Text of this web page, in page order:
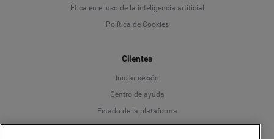
Ética en el uso de la inteligencia artificial
Política de Cookies
Clientes
Iniciar sesión
Centro de ayuda
Estado de la plataforma